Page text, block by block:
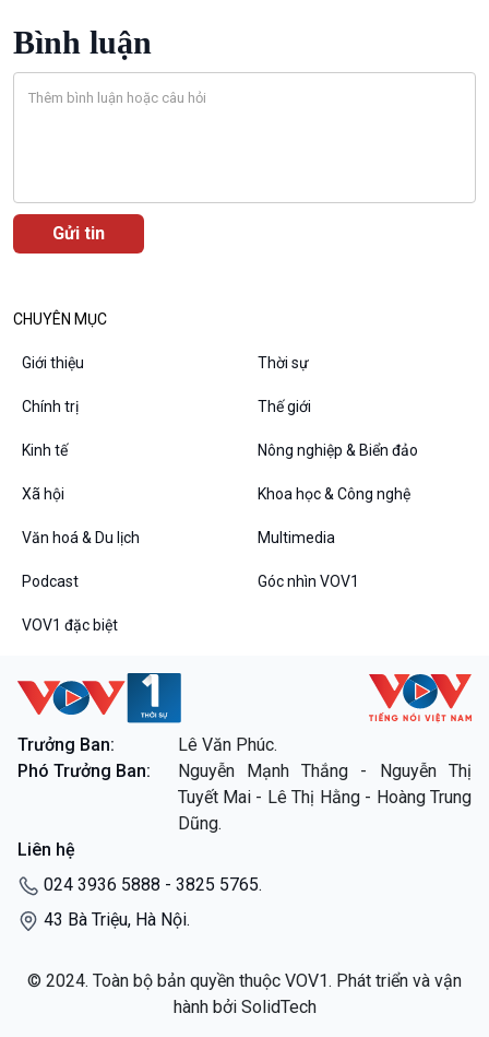
Xã hội chuyển động
Bước chân đến trường
Văn hoá & Du lịch
Tin Văn hoá & Du lịch
Chát với người nổi tiếng
Bình luận
10 phút Sự kiện - Luận bàn
Dòng chảy sự kiện
VOV1 đặc biệt
Thanh âm ký sự
Các chương trình đặc biệt
Bình luận
CHUYÊN MỤC
Giới thiệu Thời sự
Chính trị Thế giới
Kinh tế Nông nghiệp & Biển đảo
Xã hội Khoa học & Công nghệ
Văn hoá & Du lịch Multimedia
Podcast Góc nhìn VOV1
VOV1 đặc biệt
Trưởng Ban:
Lê Văn Phúc.
Phó Trưởng Ban:
Nguyễn Mạnh Thắng - Nguyễn Thị
Tuyết Mai - Lê Thị Hằng - Hoàng Trung
Dũng.
Liên hệ
024 3936 5888 - 3825 5765.
43 Bà Triệu, Hà Nội.
© 2024. Toàn bộ bản quyền thuộc VOV1. Phát triển và vận
hành bởi SolidTech